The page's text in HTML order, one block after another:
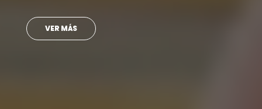
VER MÁS